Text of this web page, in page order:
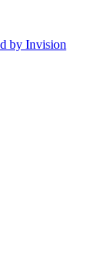
by Invision